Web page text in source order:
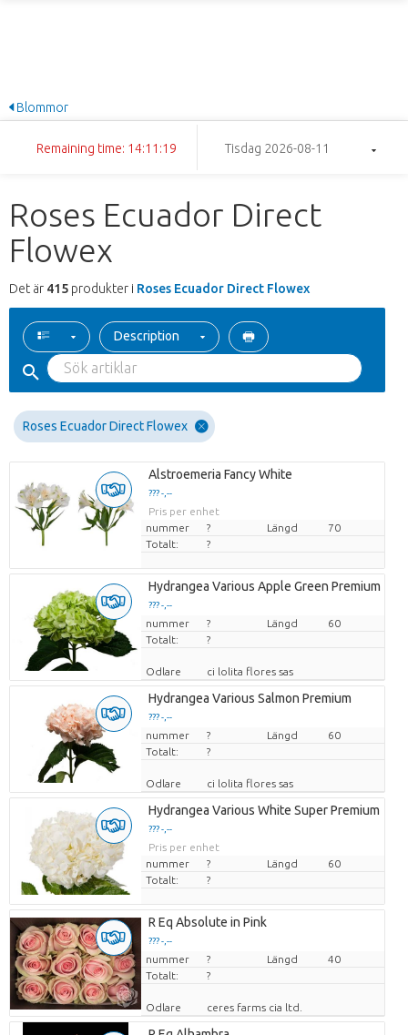
Blommor
Remaining time: 14:11:18 Tisdag 2026-08-11
Roses Ecuador Direct
Flowex
Det är 415 produkter i Roses Ecuador Direct Flowex
Description
Roses Ecuador Direct Flowex
Alstroemeria Fancy White
??? -,--
Pris per enhet
nummer
? Längd
70
Totalt:
?
Hydrangea Various Apple Green Premium
??? -,--
Pris per enhet
nummer ? Längd
60
Totalt:
?
Odlare ci lolita flores sas
Hydrangea Various Salmon Premium
??? -,--
Pris per enhet
nummer ? Längd
60
Totalt:
?
Odlare ci lolita flores sas
Hydrangea Various White Super Premium
??? -,--
Pris per enhet
nummer
? Längd
60
Totalt:
?
R Eq Absolute in Pink
??? -,--
Pris per enhet
nummer ? Längd
40
Totalt:
?
Odlare ceres farms cia ltd.